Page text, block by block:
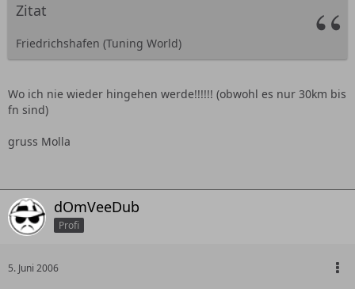
Zitat
Friedrichshafen (Tuning World)
Wo ich nie wieder hingehen werde!!!!!! (obwohl es nur 30km bis
fn sind)
gruss Molla
dOmVeeDub
Profi
5. Juni 2006